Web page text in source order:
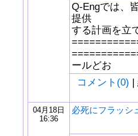
Q-Engでは、
提供
する計画を立
ールどお
コメント(0) |
04月18日
16:36
必死にフラッシ